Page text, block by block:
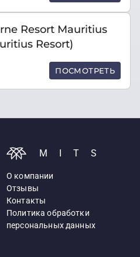
Resort Mauritius
Resort)
ПОСМОТРЕТЬ
MITS
О компании
Отзывы
Контакты
Политика обработки
персональных данных